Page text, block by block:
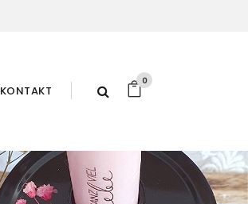
KONTAKT
0